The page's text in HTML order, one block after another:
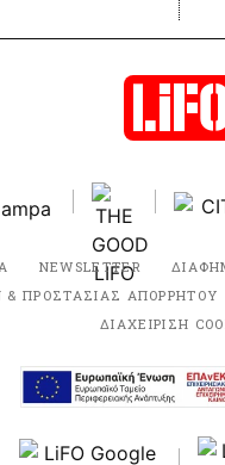
NEWSLETTER
& ΠΡΟΣΤΑΣΙΑΣ ΑΠΟΡΡΗΤΟΥ
ΔΙΑΧΕΙΡΙΣΗ